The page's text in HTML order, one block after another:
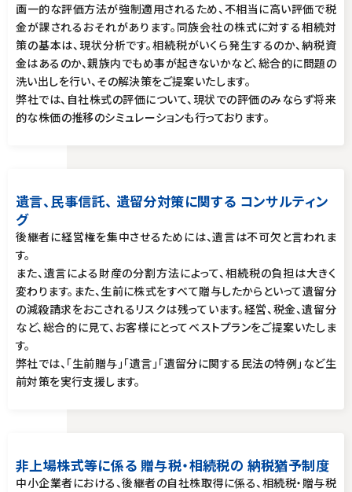
画一的な評価方法が強制適用されるため、不相当に高い評価で税
金が課されるおそれがあります。同族会社の株式に対する相続対
策の基本は、現状分析です。相続税がいくら発生するのか、納税資
金はあるのか、親族内でもめ事が起きないかなど、総合的に問題の
洗い出しを行い、その解決策をご提案いたします。
弊社では、自社株式の評価について、現状での評価のみならず将来
的な株価の推移のシミュレーションも行っております。
遺言、民事信託、 遺留分対策に関する コンサルティン
グ
後継者に経営権を集中させるためには、遺言は不可欠と言われま
す。
また、遺言による財産の分割方法によって、相続税の負担は大きく
変わります。また、生前に株式をすべて贈与したからといって遺留分
の減殺請求をおこされるリスクは残っています。経営、税金、遺留分
など、総合的に見て、お客様にとってベストプランをご提案いたしま
す。
弊社では、「生前贈与」「遺言」「遺留分に関する民法の特例」など生
前対策を実行支援します。
非上場株式等に係る 贈与税・相続税の 納税猶予制度
中小企業者における、後継者の自社株取得に係る、相続税・贈与税